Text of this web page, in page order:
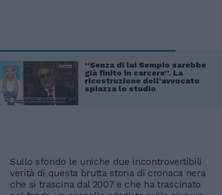
“Senza di lui Sempio sarebbe
già finito in carcere”. La
ricostruzione dell'avvocato
spiazza lo studio
Sullo sfondo le uniche due incontrovertibili
verità di questa brutta storia di cronaca nera
che si trascina dal 2007 e che ha trascinato